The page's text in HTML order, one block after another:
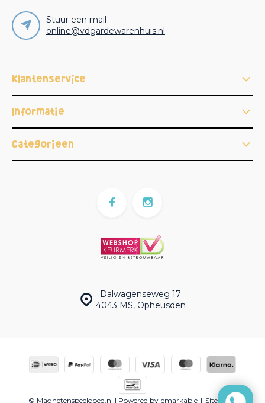
Stuur een mail
online@vdgardewarenhuis.nl
Klantenservice
Informatie
Categorieën
Dalwagenseweg 17
4043 MS, Opheusden
© Magnetenspeelgoed.nl | Powered by emarkable | Sitemap